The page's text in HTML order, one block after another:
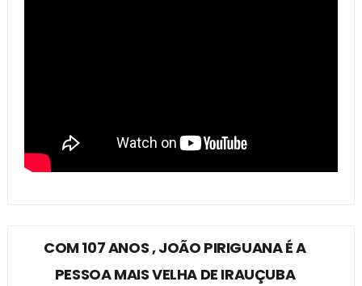
COM 107 ANOS , JOÃO PIRIGUANA É A
PESSOA MAIS VELHA DE IRAUÇUBA